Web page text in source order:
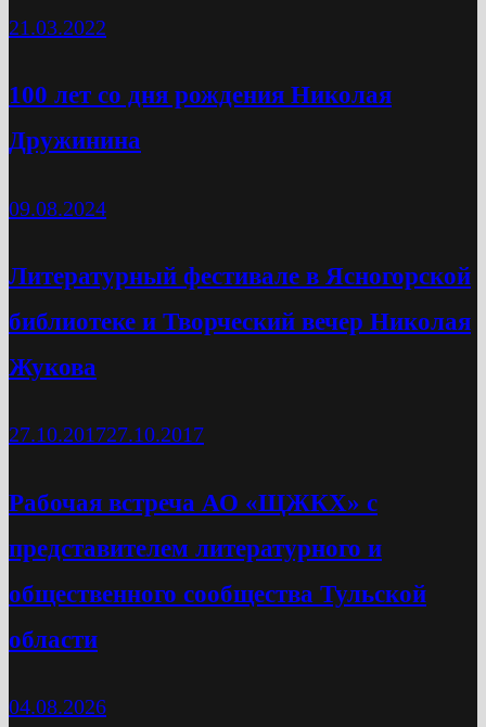
21.03.2022
100 лет со дня рождения Николая
Дружинина
09.08.2024
Литературный фестивале в Ясногорской
библиотеке и Творческий вечер Николая
Жукова
27.10.201727.10.2017
Рабочая встреча АО «ЩЖКХ» с
представителем литературного и
общественного сообщества Тульской
области
04.08.2026